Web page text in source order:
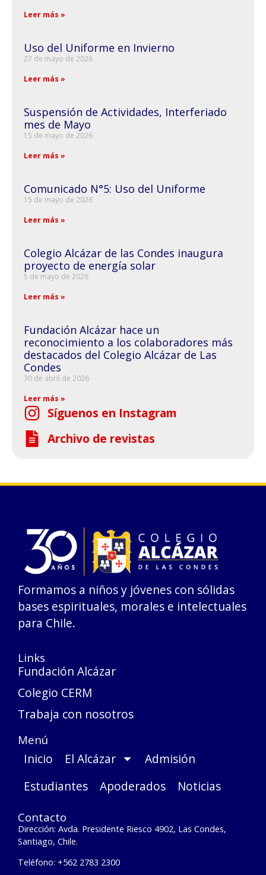
Leer más »
Uso del Uniforme en Invierno
27 de mayo de 2026
Leer más »
Suspensión de Actividades, Interferiado
mes de Mayo
15 de mayo de 2026
Leer más »
Comunicado N°5: Uso del Uniforme
15 de mayo de 2026
Leer más »
Colegio Alcázar de las Condes inaugura
proyecto de energía solar
5 de mayo de 2026
Leer más »
Fundación Alcázar hace un
reconocimiento a los colaboradores más
destacados del Colegio Alcázar de Las
Condes
30 de abril de 2026
Leer más »
Síguenos en Instagram
Archivo de revistas
Formamos a niños y jóvenes con sólidas
bases espirituales, morales e intelectuales
para Chile.
Links
Fundación Alcázar
Colegio CERM
Trabaja con nosotros
Menú
Inicio El Alcázar
Admisión
Estudiantes
Apoderados Noticias
Contacto
Dirección: Avda. Presidente Riesco 4902, Las Condes,
Santiago, Chile.
Teléfono: +562 2783 2300